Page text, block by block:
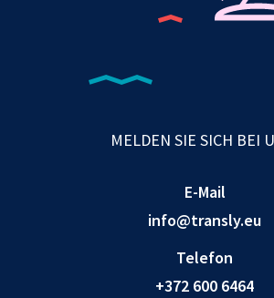
MELDEN SIE SICH BEI
E-Mail
info@transly.eu
Telefon
+372 600 6464